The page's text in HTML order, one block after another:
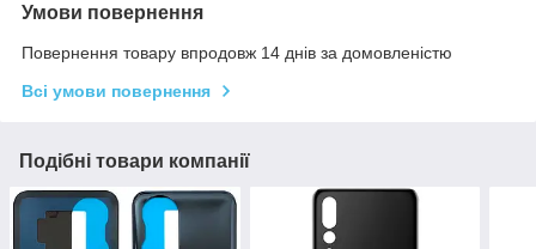
Умови повернення
Повернення товару впродовж 14 днів за домовленістю
Всі умови повернення
Подібні товари компанії